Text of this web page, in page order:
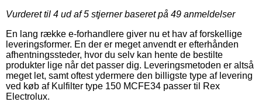
Vurderet til 4 ud af 5 stjerner baseret på 49 anmeldelser
En lang række e-forhandlere giver nu et hav af forskellige
leveringsformer. En der er meget anvendt er efterhånden
afhentningssteder, hvor du selv kan hente de bestilte
produkter lige når det passer dig. Leveringsmetoden er altså
meget let, samt oftest ydermere den billigste type af levering
ved køb af Kulfilter type 150 MCFE34 passer til Rex
Electrolux.